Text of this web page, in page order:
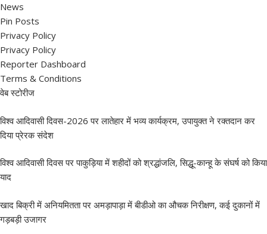
News
Pin Posts
Privacy Policy
Privacy Policy
Reporter Dashboard
Terms & Conditions
वेब स्टोरीज
विश्व आदिवासी दिवस-2026 पर लातेहार में भव्य कार्यक्रम, उपायुक्त ने रक्तदान कर
दिया प्रेरक संदेश
विश्व आदिवासी दिवस पर पाकुड़िया में शहीदों को श्रद्धांजलि, सिद्धू-कान्हू के संघर्ष को किया
याद
खाद बिक्री में अनियमितता पर अमड़ापाड़ा में बीडीओ का औचक निरीक्षण, कई दुकानों में
गड़बड़ी उजागर